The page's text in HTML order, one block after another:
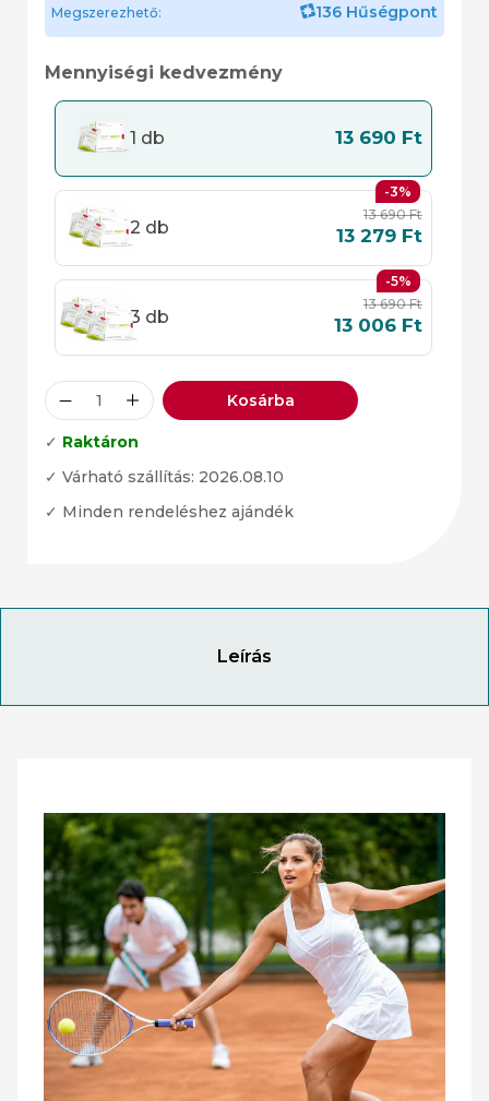
Megszerezhető: 136 Hűségpont
Mennyiségi kedvezmény
1 db 13 690 Ft
-3%
2 db
13 690Ft
13 279 Ft
-5%
3 db
13 690Ft
13 006 Ft
Kosárba
✓ Raktáron
✓ Várható szállítás: 2026.08.10
✓ Minden rendeléshez ajándék
Leírás